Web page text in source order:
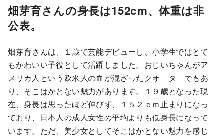
畑芽育さんの身長は152cm、体重は非
公表。
畑芽育さんは、１歳で芸能デビューし、小学生ではとて
もかわいい子役として活躍しました。おじいちゃんがア
メリカ人という欧米人の血が混ざったクオーターでもあ
り、そこはかとない魅力があります。１９歳となった現
在、身長は思ったほど伸びず、１５２ｃｍ止まりになっ
ており、日本人の成人女性の平均よりも低身長になって
います。ただ、美少女としてそこはかとない魅力を感じ